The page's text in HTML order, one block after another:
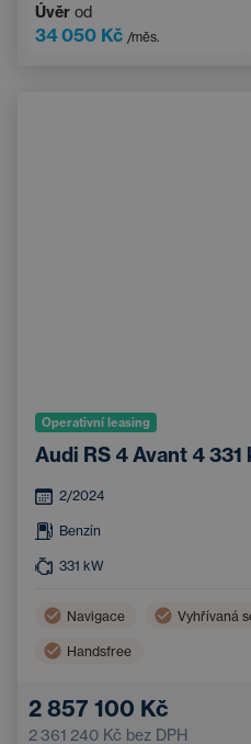
Úvěr od
34 050 Kč /měs.
Operativní leasing
Audi RS 4 Avant 4 331
2/2024
Benzín
331 kW
Navigace Vyhřívaná
Handsfree
2 857 100 Kč
2 361 240 Kč bez DPH